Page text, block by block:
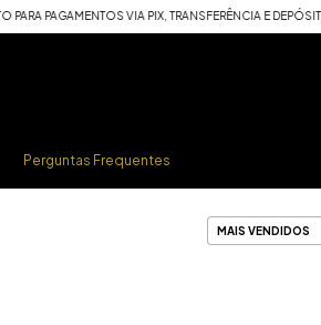
PAGAMENTOS VIA PIX, TRANSFERÊNCIA E DEPÓSITO.
Perguntas Frequentes